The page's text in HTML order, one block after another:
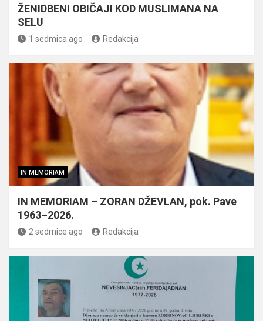
ŽENIDBENI OBIČAJI KOD MUSLIMANA NA
SELU
1 sedmica ago Redakcija
IN MEMORIAM
IN MEMORIAM – ZORAN DŽEVLAN, pok. Pave
1963–2026.
2 sedmice ago Redakcija